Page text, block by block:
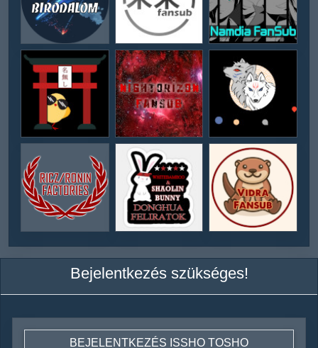
Bejelentkezés szükséges!
BEJELENTKEZÉS ISSHO TOSHO